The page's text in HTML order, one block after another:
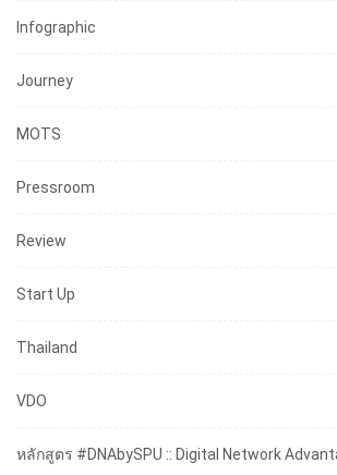
Infographic
Journey
MOTS
Pressroom
Review
Start Up
Thailand
VDO
หลักสูตร #DNAbySPU :: Digital Network